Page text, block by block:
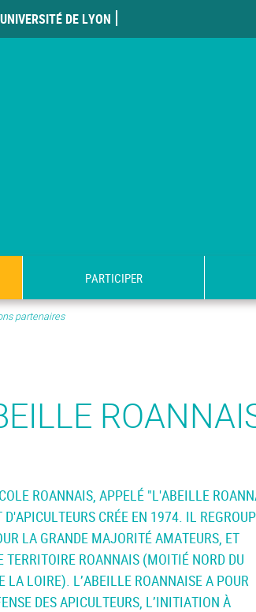
UNIVERSITÉ DE LYON
PARTICIPER
partenaires
ROANNAIS, APPELÉ "L'ABEILLE
D'APICULTEURS CRÉE EN 1974. IL
LA GRANDE MAJORITÉ AMATEURS, ET
TERRITOIRE ROANNAIS (MOITIÉ NORD DU
LA LOIRE). L’ABEILLE ROANNAISE A POUR
DES APICULTEURS, L’INITIATION À